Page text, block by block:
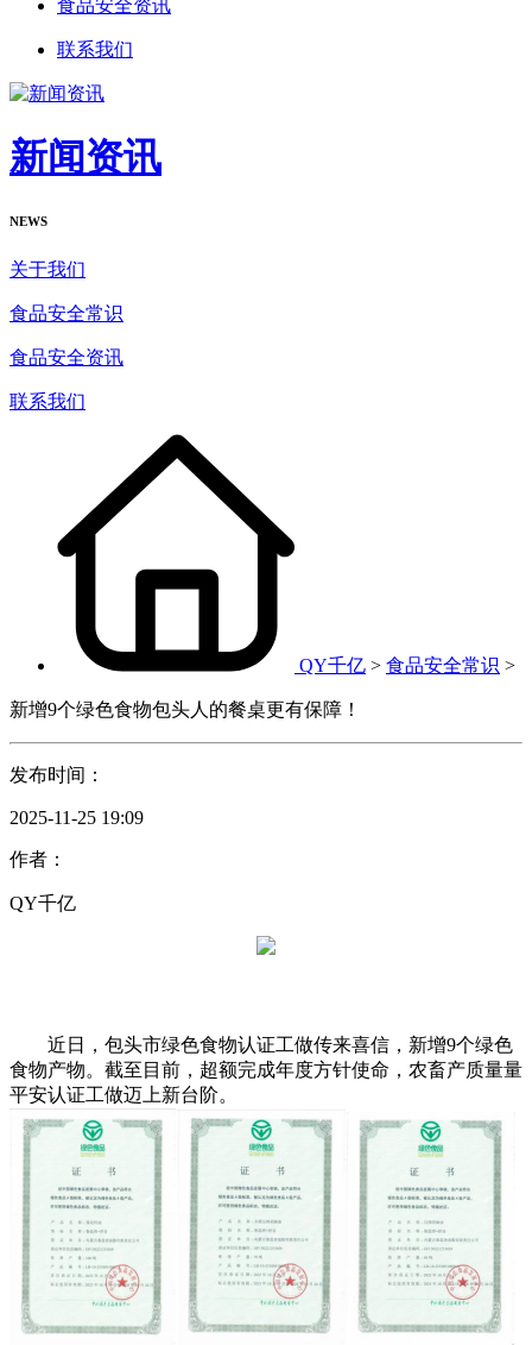
食品安全资讯
联系我们
新闻资讯
NEWS
关于我们
食品安全常识
食品安全资讯
联系我们
QY千亿 > 食品安全常识 >
新增9个绿色食物包头人的餐桌更有保障！
发布时间：
2025-11-25 19:09
作者：
QY千亿
近日，包头市绿色食物认证工做传来喜信，新增9个绿色
食物产物。截至目前，超额完成年度方针使命，农畜产质量量
平安认证工做迈上新台阶。